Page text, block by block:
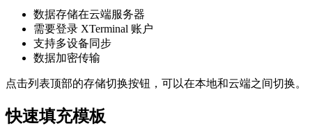
数据存储在云端服务器
需要登录 XTerminal 账户
支持多设备同步
数据加密传输
点击列表顶部的存储切换按钮，可以在本地和云端之间切换。
快速填充模板